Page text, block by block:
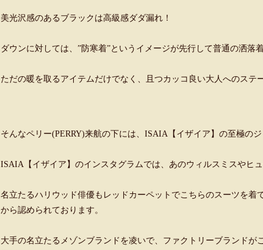
美光沢感のあるブラックは高級感ダダ漏れ！
ダウンに対しては、”防寒着”というイメージが先行して普通の洒落
ただの暖を取るアイテムだけでなく、且つカッコ良い大人へのス
そんなペリー(PERRY)来航の下には、ISAIA【イザイア】の至極のジ
ISAIA【イザイア】のインスタグラムでは、あのウィルスミスやヒュ
名立たるハリウッド俳優もレッドカーペットでこちらのスーツを着
から認められております。
大手の名立たるメゾンブランドを凌いで、ファクトリーブランドが